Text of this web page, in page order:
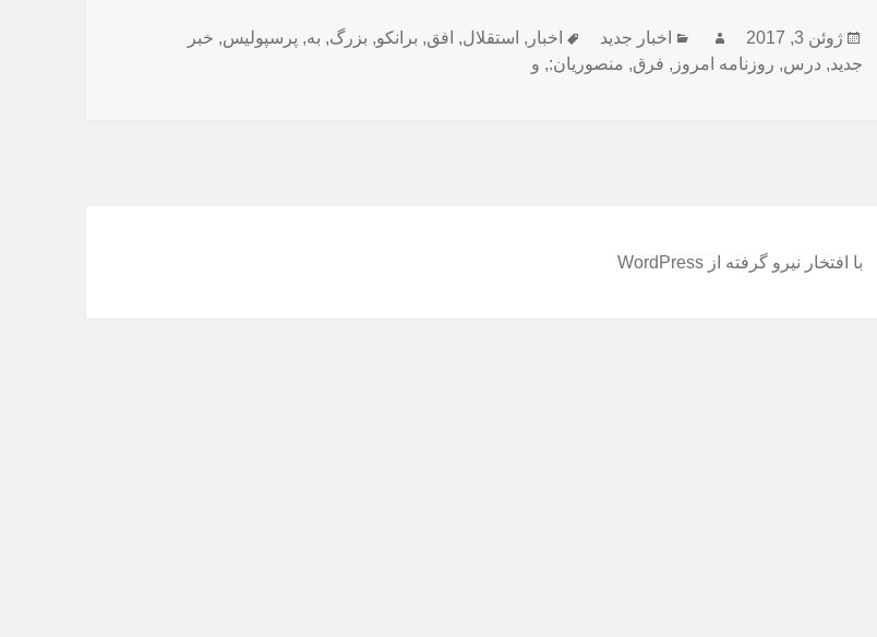
ارسال
شده
ژوئن 3, 2017 نویسندهدسته‌ها
اخبار جدید برچسب‌ها
اخبار , استقلال, افق, برانکو, بزرگ, به, پرسپولیس, خبر
جدید, درس, روزنامه امروز , فرق, منصوریان:, و
با افتخار نیرو گرفته از WordPress